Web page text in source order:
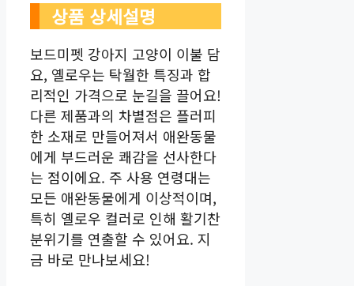
상품 상세설명
보드미펫 강아지 고양이 이불 담
요, 옐로우는 탁월한 특징과 합
리적인 가격으로 눈길을 끌어요!
다른 제품과의 차별점은 플러피
한 소재로 만들어져서 애완동물
에게 부드러운 쾌감을 선사한다
는 점이에요. 주 사용 연령대는
모든 애완동물에게 이상적이며,
특히 옐로우 컬러로 인해 활기찬
분위기를 연출할 수 있어요. 지
금 바로 만나보세요!